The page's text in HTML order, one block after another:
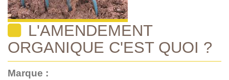
L'AMENDEMENT
ORGANIQUE C'EST QUOI ?
Marque :